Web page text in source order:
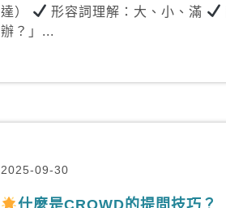
達）
形容詞理解：大、小、滿
辦？」...
2025-09-30